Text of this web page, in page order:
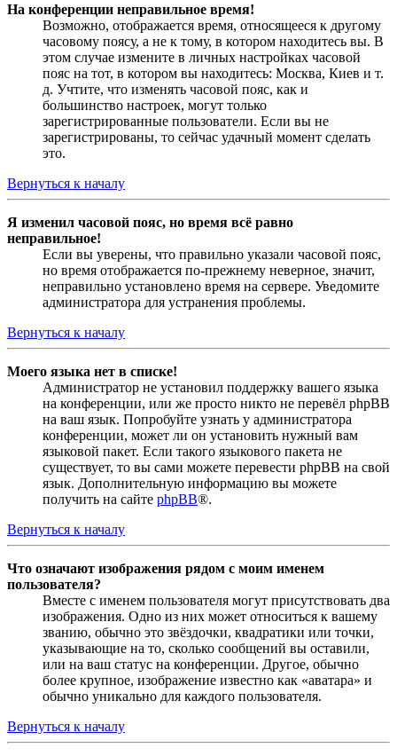
На конференции неправильное время!
Возможно, отображается время, относящееся к другому
часовому поясу, а не к тому, в котором находитесь вы. В
этом случае измените в личных настройках часовой
пояс на тот, в котором вы находитесь: Москва, Киев и т.
д. Учтите, что изменять часовой пояс, как и
большинство настроек, могут только
зарегистрированные пользователи. Если вы не
зарегистрированы, то сейчас удачный момент сделать
это.
Вернуться к началу
Я изменил часовой пояс, но время всё равно
неправильное!
Если вы уверены, что правильно указали часовой пояс,
но время отображается по-прежнему неверное, значит,
неправильно установлено время на сервере. Уведомите
администратора для устранения проблемы.
Вернуться к началу
Моего языка нет в списке!
Администратор не установил поддержку вашего языка
на конференции, или же просто никто не перевёл phpBB
на ваш язык. Попробуйте узнать у администратора
конференции, может ли он установить нужный вам
языковой пакет. Если такого языкового пакета не
существует, то вы сами можете перевести phpBB на свой
язык. Дополнительную информацию вы можете
получить на сайте phpBB®.
Вернуться к началу
Что означают изображения рядом с моим именем
пользователя?
Вместе с именем пользователя могут присутствовать два
изображения. Одно из них может относиться к вашему
званию, обычно это звёздочки, квадратики или точки,
указывающие на то, сколько сообщений вы оставили,
или на ваш статус на конференции. Другое, обычно
более крупное, изображение известно как «аватара» и
обычно уникально для каждого пользователя.
Вернуться к началу